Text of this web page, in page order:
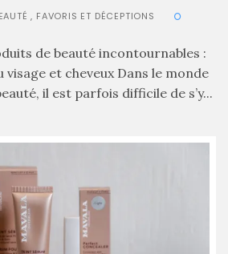
, FAVORIS ET DÉCEPTIONS
de beauté incontournables :
visage et cheveux Dans le monde
il est parfois difficile de s’y...